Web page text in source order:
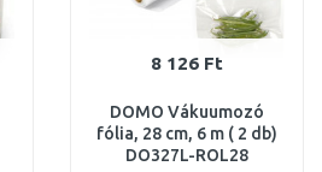
8 126 Ft
DOMO Vákuumozó
fólia, 28 cm, 6 m ( 2 db)
DO327L-ROL28